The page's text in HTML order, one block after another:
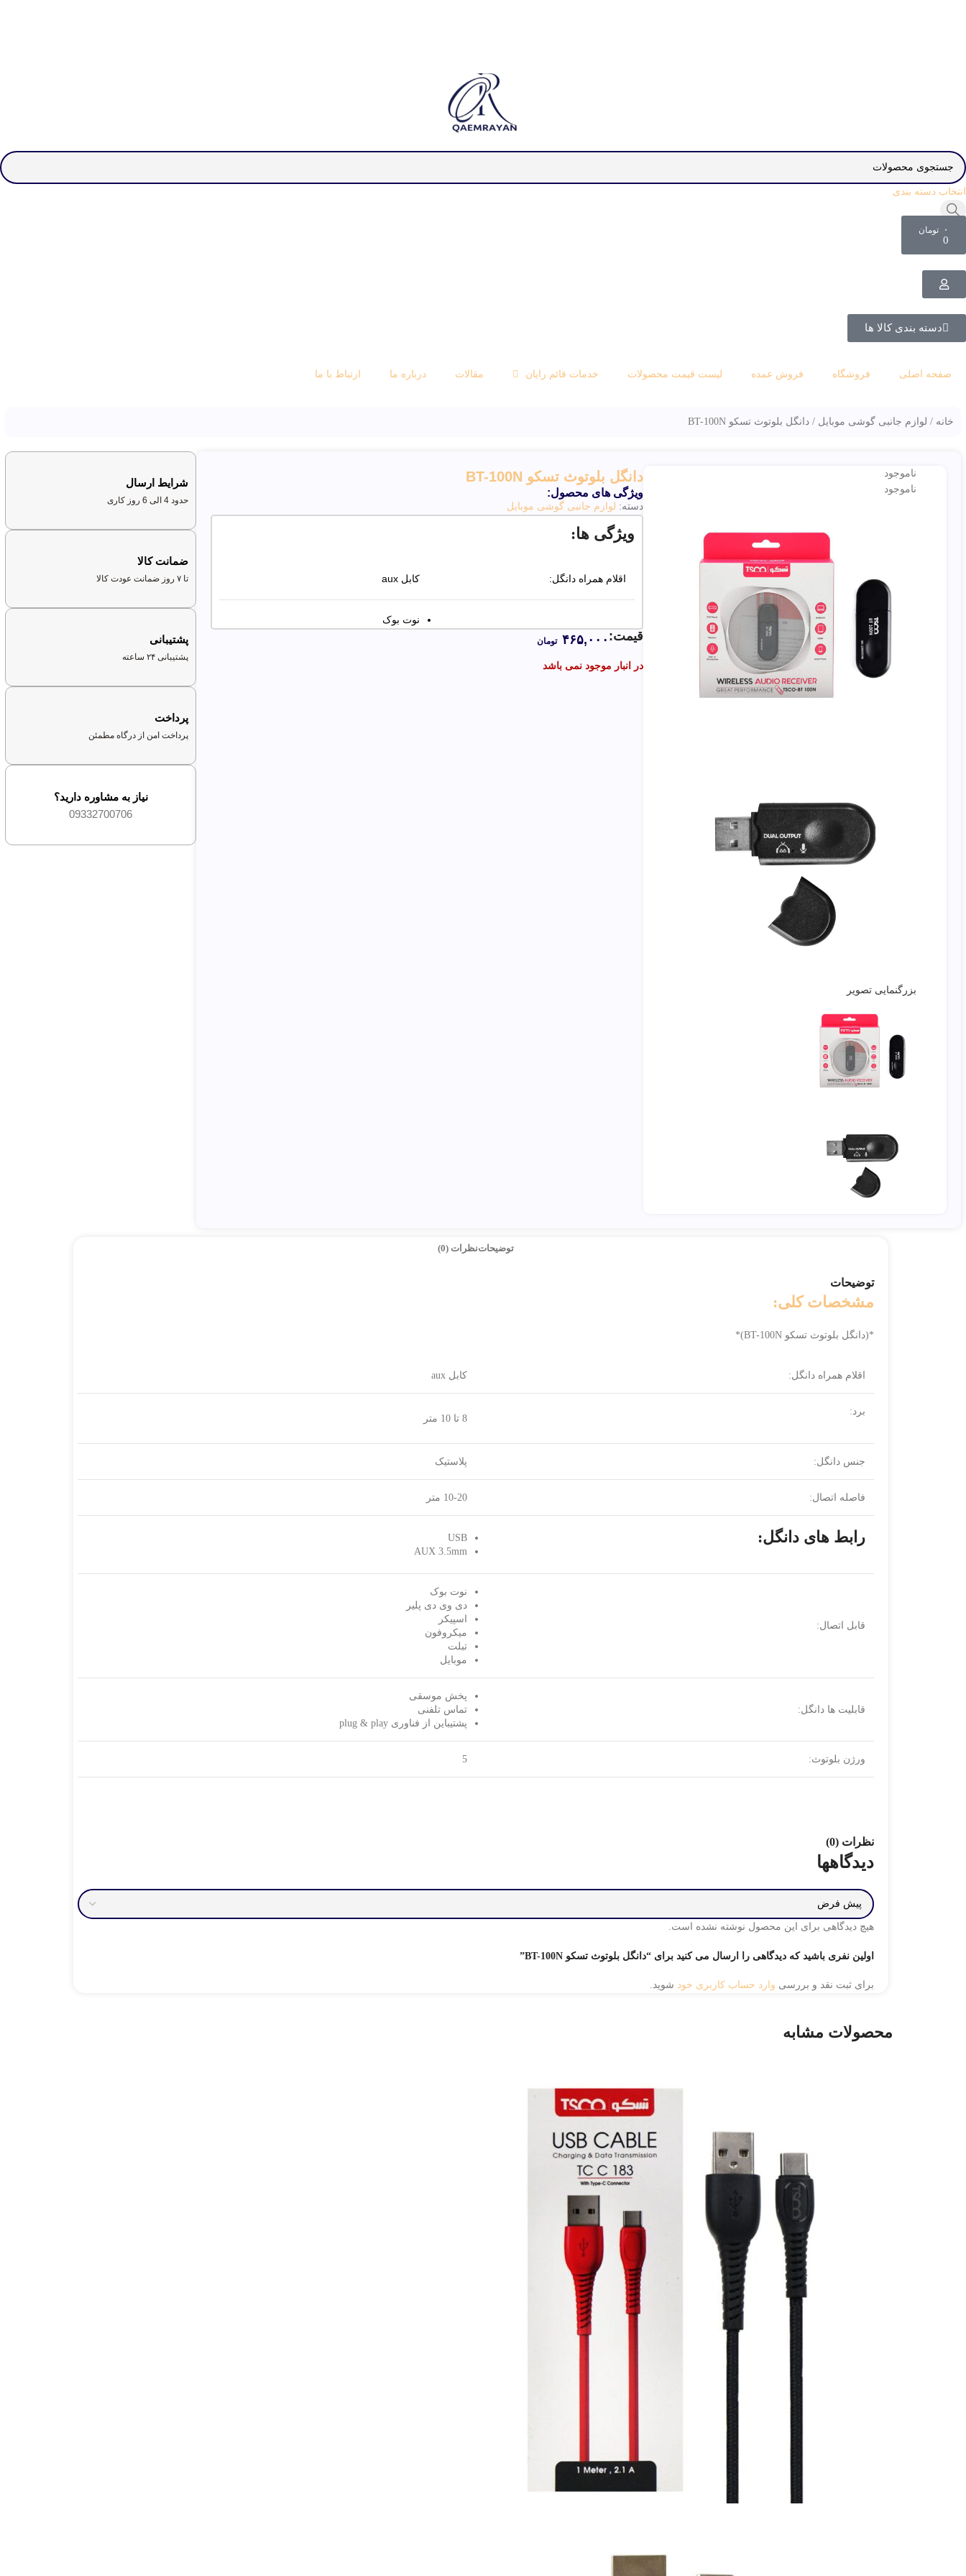
انتخاب دسته بندی
۰ تومان
0
دسته بندی کالا ها
صفحه اصلی فروشگاه فروش عمده لیست قیمت محصولات خدمات قائم رایان مقالات درباره ما ارتباط با ما
خانه لوازم جانبی گوشی موبایل دانگل بلوتوث تسکو BT-100N
ناموجود
ناموجود
بزرگنمایی تصویر
دانگل بلوتوث تسکو BT-100N
ویژگی های محصول:
دسته: لوازم جانبی گوشی موبایل
ویژگی ها:
اقلام همراه دانگل: کابل aux
نوت بوک
دی وی دی پلیر
در انبار موجود نمی باشد
قیمت: ۴۶۵,۰۰۰ تومان
شرایط ارسال
حدود 4 الی 6 روز کاری
ضمانت کالا
تا ۷ روز ضمانت عودت کالا
پشتیبانی
پشتیبانی ۲۴ ساعته
پرداخت
پرداخت امن از درگاه مطمئن
نیاز به مشاوره دارید؟
09332700706
توضیحاتنظرات (0)
توضیحات
مشخصات کلی:
*(دانگل بلوتوث تسکو BT-100N)*
اقلام همراه دانگل: کابل aux
برد:
8 تا 10 متر
جنس دانگل: پلاستیک
فاصله اتصال: 10-20 متر
رابط های دانگل:
USB
AUX 3.5mm
قابل اتصال:
نوت بوک
دی وی دی پلیر
اسپیکر
میکروفون
تبلت
موبایل
قابلیت ها دانگل:
پخش موسقی
تماس تلفنی
پشتیباین از فناوری plug & play
ورژن بلوتوث: 5
نظرات (0)
دیدگاهها
هیچ دیدگاهی برای این محصول نوشته نشده است.
اولین نفری باشید که دیدگاهی را ارسال می کنید برای “دانگل بلوتوث تسکو BT-100N”
برای ثبت نقد و بررسی وارد حساب کاربری خود شوید.
محصولات مشابه